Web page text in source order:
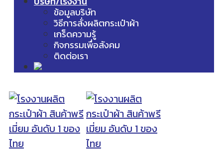
ข้อมูลบริษัท
วิธีการสั่งผลิตกระเป๋าผ้า
เกร็ดความรู้
กิจกรรมเพื่อสังคม
ติดต่อเรา